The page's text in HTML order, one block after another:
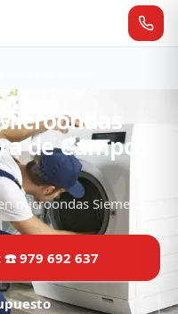
Támara de Campos
de Campos
microondas Siemens
979 692 637